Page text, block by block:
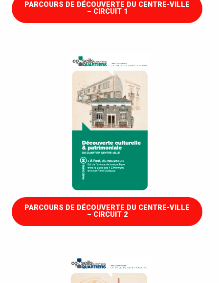
PARCOURS DE DÉCOUVERTE DU CENTRE-VILLE
– CIRCUIT 1
PARCOURS DE DÉCOUVERTE DU CENTRE-VILLE
– CIRCUIT 2